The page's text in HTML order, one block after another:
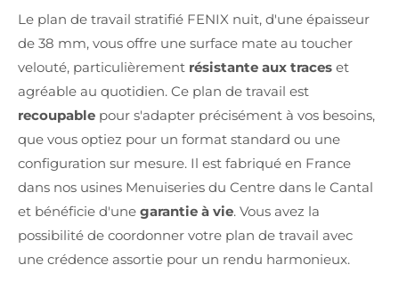
Le plan de travail stratifié FENIX nuit, d'une épaisseur
de 38 mm, vous offre une surface mate au toucher
velouté, particulièrement résistante aux traces et
agréable au quotidien. Ce plan de travail est
recoupable pour s'adapter précisément à vos besoins,
que vous optiez pour un format standard ou une
configuration sur mesure. Il est fabriqué en France
dans nos usines Menuiseries du Centre dans le Cantal
et bénéficie d'une garantie à vie. Vous avez la
possibilité de coordonner votre plan de travail avec
une crédence assortie pour un rendu harmonieux.